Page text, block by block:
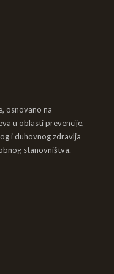
osnovano na
u oblasti prevencije,
i duhovnog zdravlja
stanovništva.